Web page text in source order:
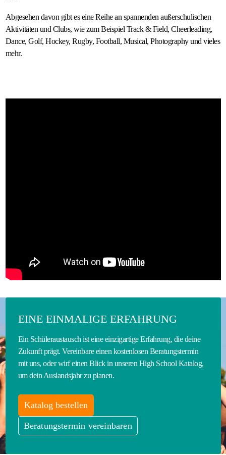
Abgesehen davon gibt es eine Reihe an spannenden außerschulischen
Aktivitäten und Clubs, wie zum Beispiel Track & Field, Cheerleading,
Dance, Golf, Hockey, Rugby, Football, Musical, Photography und vieles
mehr.
EINE EINMALIGE ERFAHRUNG
Ein Schüleraustausch ist eine einzigartige Erfahrung, die deine
Zukunft prägt. Vereinbare einen kostenlosen Beratungstermin
mit uns, oder wirf einen Blick in unseren High School Katalog,
um dein Auslandsjahr zu planen.
Katalog bestellen
Beratungstermin vereinbaren